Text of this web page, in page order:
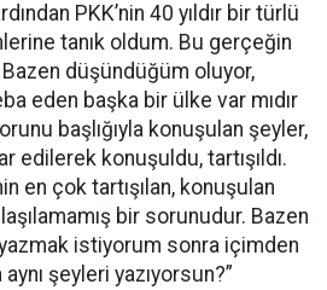
PKK’nin 40 yıldır bir türlü
tanık oldum. Bu gerçeğin
düşündüğüm oluyor,
eden başka bir ülke var mıdır
başlığıyla konuşulan şeyler,
edilerek konuşuldu, tartışıldı.
en çok tartışılan, konuşulan
bir sorunudur. Bazen
istiyorum sonra içimden
şeyleri yazıyorsun?”